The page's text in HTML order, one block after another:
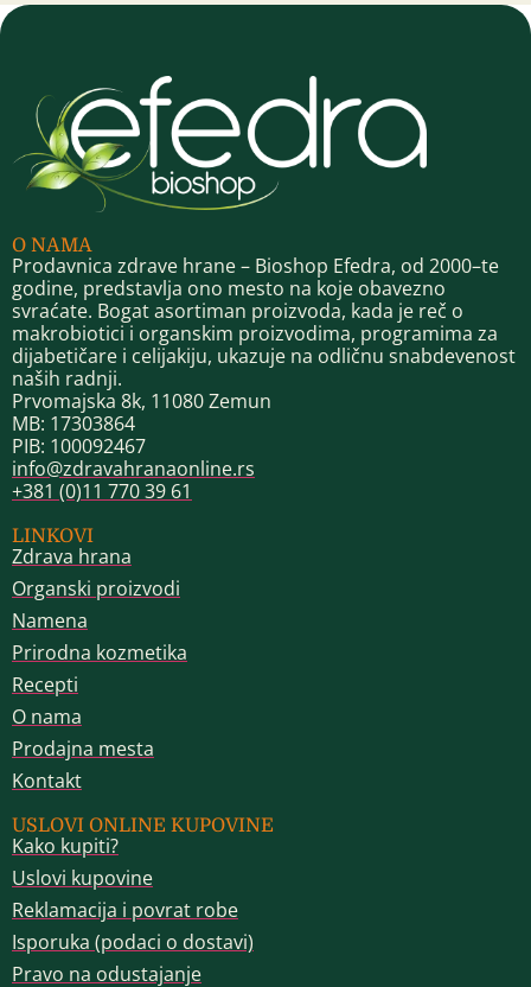
O NAMA
Prodavnica zdrave hrane – Bioshop Efedra, od 2000–te
godine, predstavlja ono mesto na koje obavezno
svraćate. Bogat asortiman proizvoda, kada je reč o
makrobiotici i organskim proizvodima, programima za
dijabetičare i celijakiju, ukazuje na odličnu snabdevenost
naših radnji.
Prvomajska 8k, 11080 Zemun
MB: 17303864
PIB: 100092467
info@zdravahranaonline.rs
+381 (0)11 770 39 61
LINKOVI
Zdrava hrana
Organski proizvodi
Namena
Prirodna kozmetika
Recepti
O nama
Prodajna mesta
Kontakt
USLOVI ONLINE KUPOVINE
Kako kupiti?
Uslovi kupovine
Reklamacija i povrat robe
Isporuka (podaci o dostavi)
Pravo na odustajanje